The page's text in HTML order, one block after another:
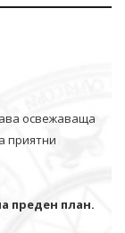
освежаваща
приятни
преден план.